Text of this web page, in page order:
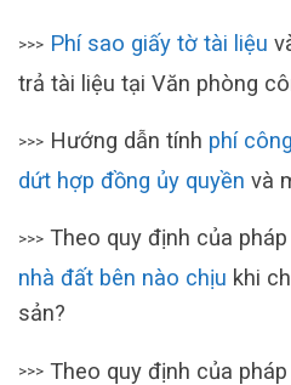
>>> Phí sao giấy tờ tài liệu
trả tài liệu tại Văn phòng
>>> Hướng dẫn tính phí
dứt hợp đồng ủy quyền và
>>> Theo quy định của pháp
nhà đất bên nào chịu khi
sản?
>>> Theo quy định của pháp